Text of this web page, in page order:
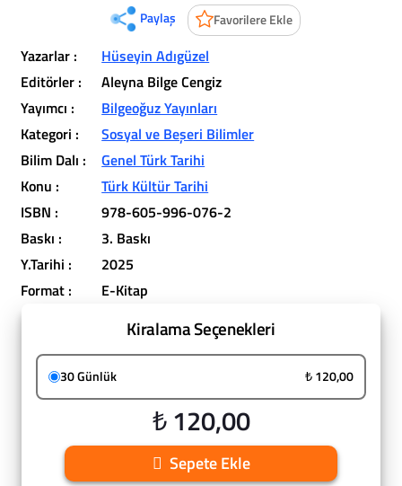
Paylaş Favorilere Ekle
Yazarlar :
Hüseyin Adıgüzel
Editörler :
Aleyna Bilge Cengiz
Yayımcı :
Bilgeoğuz Yayınları
Kategori :
Sosyal ve Beşeri Bilimler
Bilim Dalı :
Genel Türk Tarihi
Konu :
Türk Kültür Tarihi
ISBN :
978-605-996-076-2
Baskı :
3. Baskı
Y.Tarihi :
2025
Format :
E-Kitap
Kiralama Seçenekleri
30 Günlük ₺ 120,00
₺ 120,00
Sepete Ekle